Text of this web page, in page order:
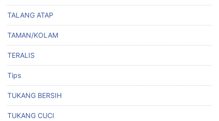
TALANG ATAP
TAMAN/KOLAM
TERALIS
Tips
TUKANG BERSIH
TUKANG CUCI